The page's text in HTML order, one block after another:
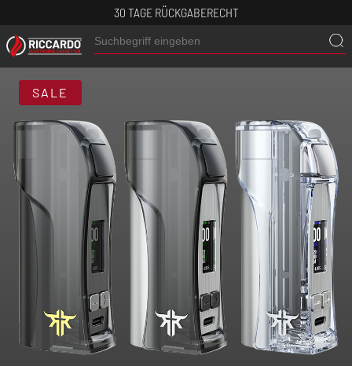
30 TAGE RÜCKGABERECHT
SALE